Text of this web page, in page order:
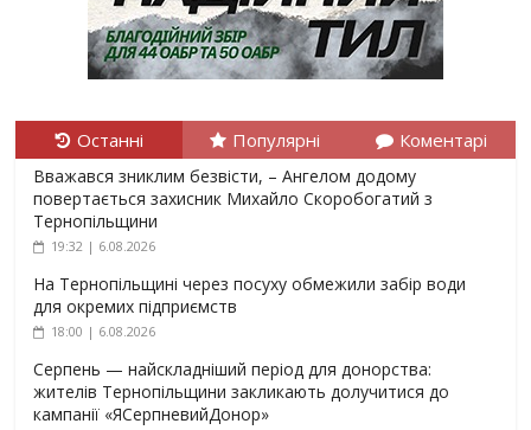
Останні Популярні Коментарі
Вважався зниклим безвісти, – Ангелом додому
повертається захисник Михайло Скоробогатий з
Тернопільщини
19:32 | 6.08.2026
На Тернопільщині через посуху обмежили забір води
для окремих підприємств
18:00 | 6.08.2026
Серпень — найскладніший період для донорства:
жителів Тернопільщини закликають долучитися до
кампанії «ЯСерпневийДонор»